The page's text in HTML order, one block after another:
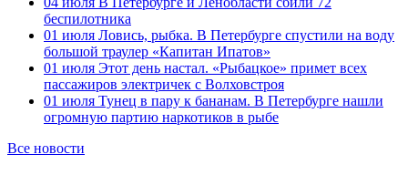
беспилотника
01 июля Ловись, рыбка. В Петербурге спустили на воду
большой траулер «Капитан Ипатов»
01 июля Этот день настал. «Рыбацкое» примет всех
пассажиров электричек с Волховстроя
01 июля Тунец в пару к бананам. В Петербурге нашли
огромную партию наркотиков в рыбе
Все новости